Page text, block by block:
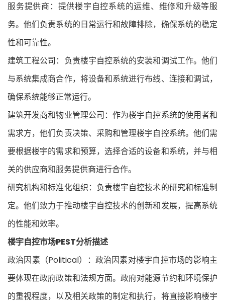
服务提供商：提供楼宇自控系统的运维、维修和升级等服
务。他们负责系统的日常运行和故障排除，确保系统的稳定
性和可靠性。
建筑工程公司：负责楼宇自控系统的安装和调试工作。他们
与系统集成商合作，将设备和系统进行布线、连接和调试，
确保系统能够正常运行。
建筑开发商和物业管理公司：作为楼宇自控系统的使用者和
需求方，他们负责决策、采购和管理楼宇自控系统。他们需
要根据楼宇的需求和预算，选择合适的设备和系统，并与相
关的供应商和服务提供商进行合作。
研究机构和标准化组织：负责楼宇自控技术的研究和标准制
定。他们致力于推动楼宇自控技术的创新和发展，提高系统
的性能和效率。
楼宇自控市场PEST分析描述
政治因素（Political）：政治因素对楼宇自控市场的影响主
要体现在政府政策和法规方面。政府对能源节约和环境保护
的重视程度，以及相关政策的制定和执行，将直接影响楼宇